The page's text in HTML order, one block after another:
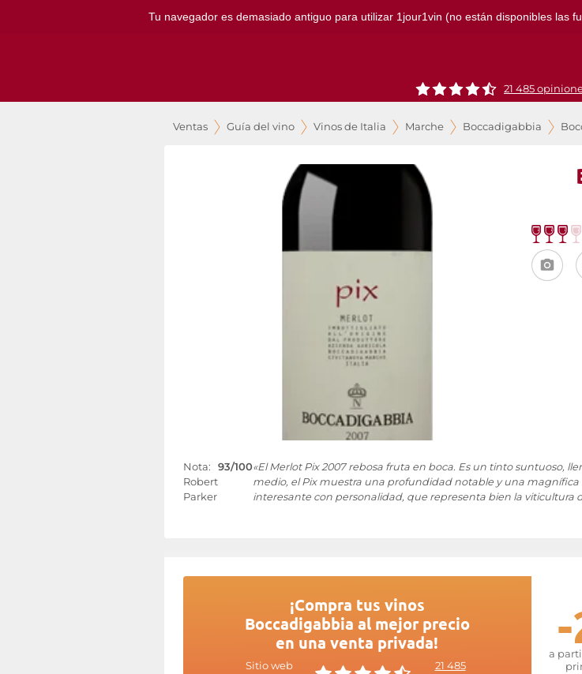
Tu navegador es demasiado antiguo para utilizar 1jour1vin (no están disponibles las
21 485
Ventas Guía del vino Vinos de Italia Marche Boccadigabbia
Nota:
Robert
Parker
93/100«El Merlot Pix 2007 rebosa fruta en boca. Es un tinto suntuoso,
medio, el Pix muestra una profundidad notable y una
interesante con personalidad, que representa bien la viticultura
¡Compra tus vinos
Boccadigabbia al mejor precio
en una venta privada!
Sitio web
21 485
a